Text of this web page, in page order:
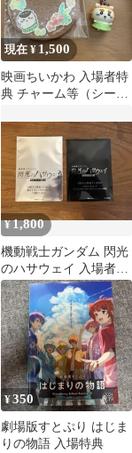
現在 ¥ 1,500
映画ちいかわ 入場者特
典 チャーム等（シーサ
¥1,800
機動戦士ガンダム 閃光
のハサウェイ 入場者特
典 2種セット
¥350
劇場版すとぷり はじま
りの物語 入場特典